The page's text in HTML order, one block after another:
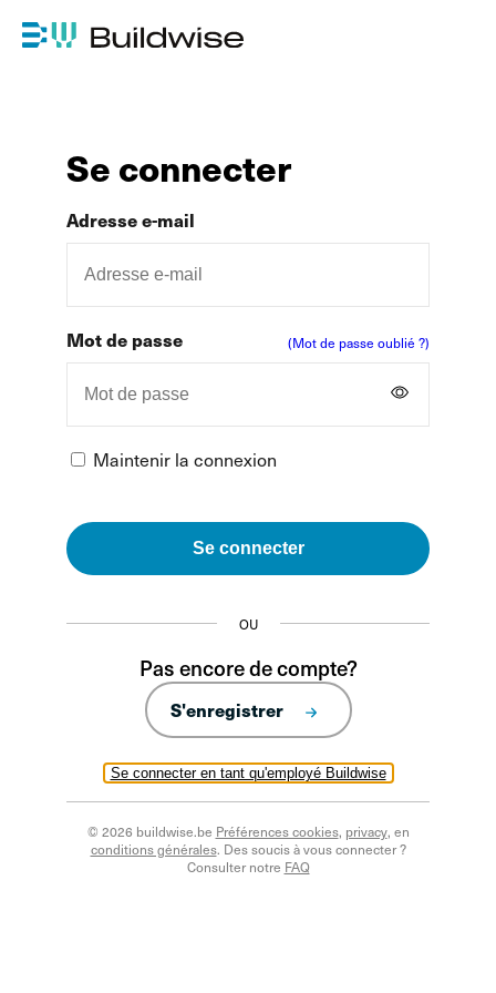
Se connecter
Se connecter en tant qu'employé Buildwise
Adresse e-mail
Mot de passe (Mot de passe oublié ?)
Maintenir la connexion
Se connecter
OU
Pas encore de compte?
S'enregistrer
© 2026 buildwise.be Préférences cookies, privacy, en
conditions générales. Des soucis à vous connecter ?
Consulter notre FAQ